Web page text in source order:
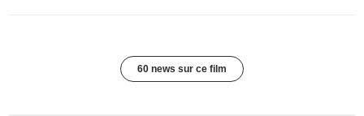
60 news sur ce film